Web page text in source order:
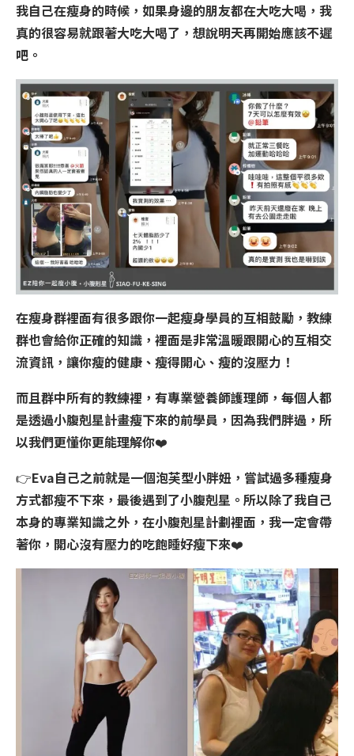
我自己在瘦身的時候，如果身邊的朋友都在大吃大喝，我
真的很容易就跟著大吃大喝了，想說明天再開始應該不遲
吧。
在瘦身群裡面有很多跟你一起瘦身學員的互相鼓勵，教練
群也會給你正確的知識，裡面是非常溫暖跟開心的互相交
流資訊，讓你瘦的健康、瘦得開心、瘦的沒壓力！
而且群中所有的教練裡，有專業營養師護理師，每個人都
是透過小腹剋星計畫瘦下來的前學員 ，因為我們胖過，所
以我們更懂你更能理解你❤️
👉Eva自己之前就是一個泡芙型小胖妞，嘗試過多種瘦身
方式都瘦不下來，最後遇到了小腹剋星。所以除了我自己
本身的專業知識之外，在小腹剋星計劃裡面，我一定會帶
著你，開心沒有壓力的吃飽睡好瘦下來❤️